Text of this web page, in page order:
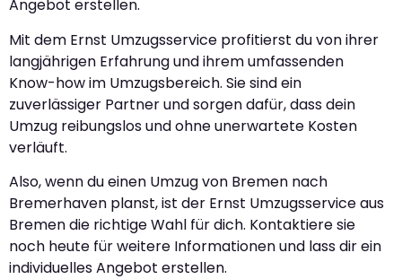
Angebot erstellen.
Mit dem Ernst Umzugsservice profitierst du von ihrer
langjährigen Erfahrung und ihrem umfassenden
Know-how im Umzugsbereich. Sie sind ein
zuverlässiger Partner und sorgen dafür, dass dein
Umzug reibungslos und ohne unerwartete Kosten
verläuft.
Also, wenn du einen Umzug von Bremen nach
Bremerhaven planst, ist der Ernst Umzugsservice aus
Bremen die richtige Wahl für dich. Kontaktiere sie
noch heute für weitere Informationen und lass dir ein
individuelles Angebot erstellen.